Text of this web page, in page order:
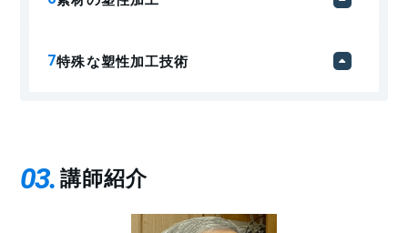
特殊な塑性加工技術
03 講師紹介